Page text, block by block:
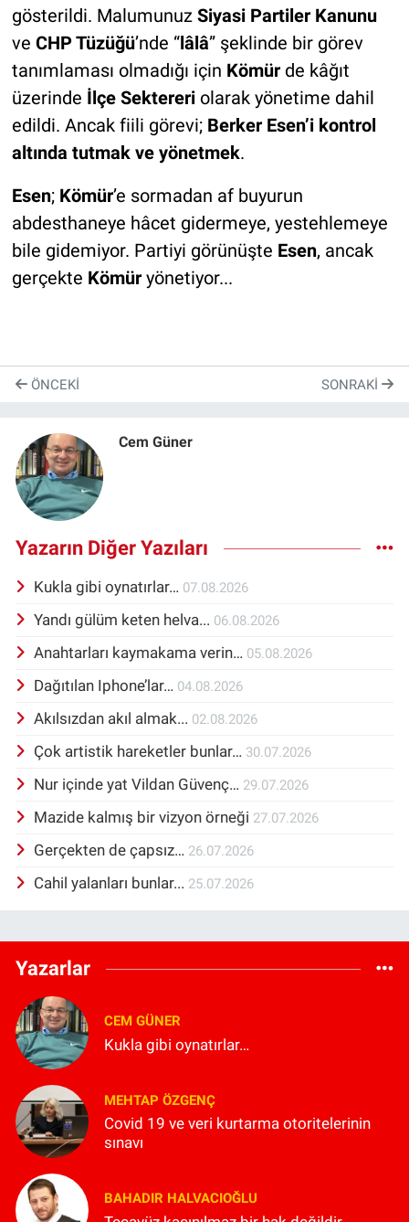
gösterildi. MalumunuzSiyasi Partiler Kanunu
ve CHP Tüzüğü’nde “lâlâ” şeklinde bir görev
tanımlaması olmadığı için Kömür de kâğıt
üzerinde İlçe Sektereriolarak yönetime dahil
edildi. Ancak fiili görevi; Berker Esen’i kontrol
altında tutmak ve yönetmek.
Esen; Kömür’e sormadan af buyurun
abdesthaneye hâcet gidermeye, yestehlemeye
bile gidemiyor. Partiyi görünüşte Esen, ancak
gerçekte Kömür yönetiyor...
ÖNCEKI SONRAKI
Cem Güner
Yazarın Diğer Yazıları
Kukla gibi oynatırlar… 07.08.2026
Yandı gülüm keten helva... 06.08.2026
Anahtarları kaymakama verin… 05.08.2026
Dağıtılan Iphone’lar… 04.08.2026
Akılsızdan akıl almak... 02.08.2026
Çok artistik hareketler bunlar… 30.07.2026
Nur içinde yat Vildan Güvenç… 29.07.2026
Mazide kalmış bir vizyon örneği 27.07.2026
Gerçekten de çapsız… 26.07.2026
Cahil yalanları bunlar... 25.07.2026
Yazarlar
CEM GÜNER
Kukla gibi oynatırlar…
MEHTAP ÖZGENÇ
Covid 19 ve veri kurtarma otoritelerinin
sınavı
BAHADIR HALVACIOĞLU